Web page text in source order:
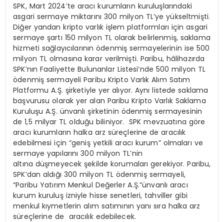
SPK, Mart 2024’te aracı kurumların kuruluşlarındaki
asgari sermaye miktarını 300 milyon TL’ye yükseltmişti.
Diğer yandan kripto varlık işlem platformları için asgari
sermaye şartı 150 milyon TL olarak belirlenmiş, saklama
hizmeti sağlayıcılarının ödenmiş sermayelerinin ise 500
milyon TL olmasına karar verilmişti. Paribu, hâlihazırda
SPK’nın Faaliyette Bulunanlar Listesi’nde 500 milyon TL
ödenmiş sermayeli Paribu Kripto Varlık Alım Satım
Platformu A.Ş. şirketiyle yer alıyor. Aynı listede saklama
başvurusu olarak yer alan Paribu Kripto Varlık Saklama
Kuruluşu A.Ş. ünvanlı şirketinin ödenmiş sermayesinin
de 1,5 milyar TL olduğu biliniyor. SPK mevzuatına göre
aracı kurumların halka arz süreçlerine de aracılık
edebilmesi için “geniş yetkili aracı kurum” olmaları ve
sermaye yapılarını 300 milyon TL’nin
altına düşmeyecek şekilde korumaları gerekiyor. Paribu,
SPK’dan aldığı 300 milyon TL ödenmiş sermayeli,
“Paribu Yatırım Menkul Değerler A.Ş.”ünvanlı aracı
kurum kuruluş izniyle hisse senetleri, tahviller gibi
menkul kıymetlerin alım satımının yanı sıra halka arz
süreçlerine de aracılık edebilecek.